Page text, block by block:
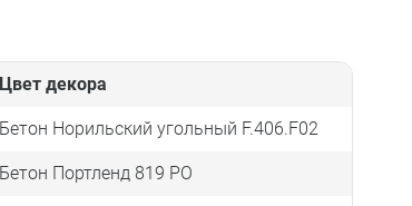
Цвет декора
Бетон Норильский угольный F.406.F02
Бетон Портленд 819 PO